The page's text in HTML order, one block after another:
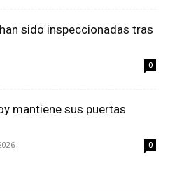
sido inspeccionadas tras
0
mantiene sus puertas
0